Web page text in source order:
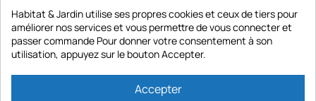
International
Habitat & Jardin utilise ses propres cookies et ceux de tiers pour
améliorer nos services et vous permettre de vous connecter et
passer commande Pour donner votre consentement à son
utilisation, appuyez sur le bouton Accepter.
Accepter